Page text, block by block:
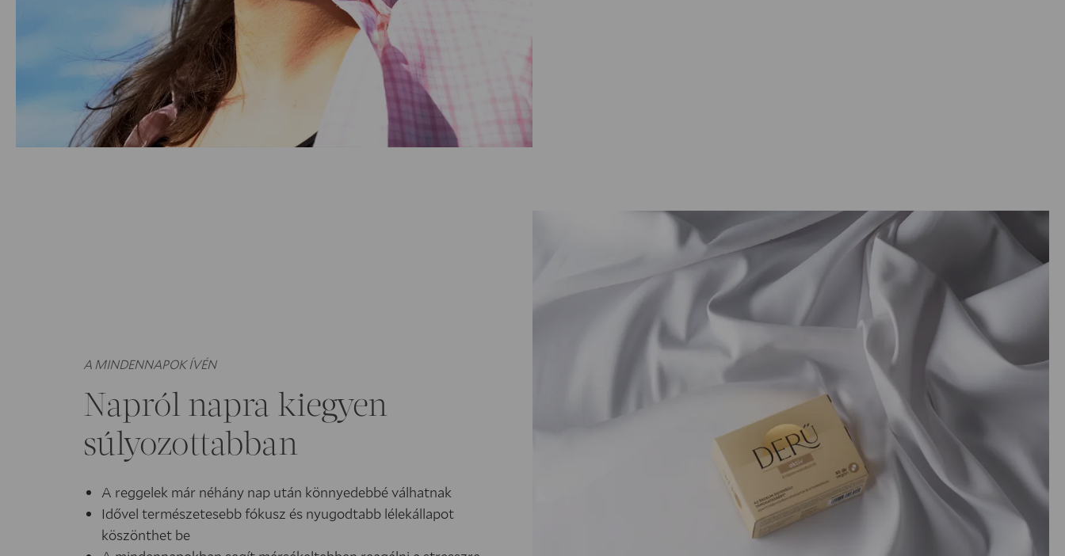
A MINDENNAPOK ÍVÉN
Napról napra ki­egyen­
súlyozot­tabban
A reggelek már néhány nap után könnyedebbé válhatnak
Idővel természetesebb fókusz és nyugodtabb lélekállapot
köszönthet be